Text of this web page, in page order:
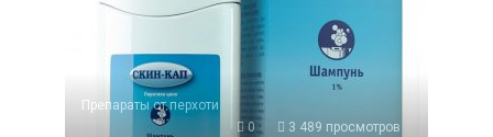
Препараты от перхоти
0
3 489 просмотров